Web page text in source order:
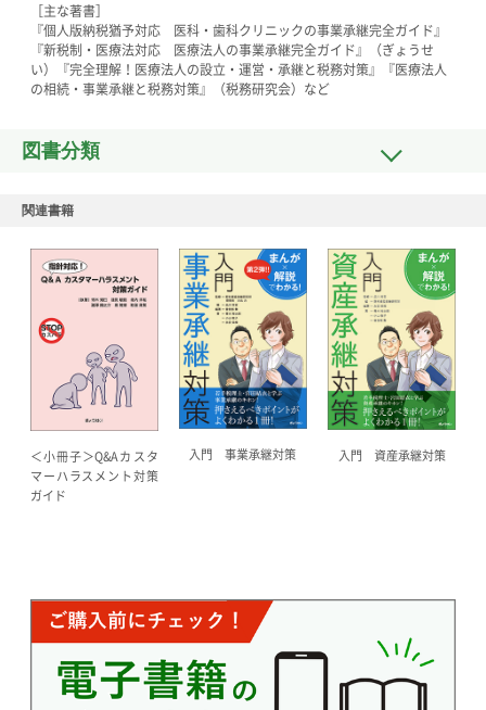
［主な著書］
『個人版納税猶予対応 医科・歯科クリニックの事業承継完全ガイド』
『新税制・医療法対応 医療法人の事業承継完全ガイド』（ぎょうせ
い）『完全理解！医療法人の設立・運営・承継と税務対策』『医療法人
の相続・事業承継と税務対策』（税務研究会）など
図書分類
関連書籍
＜小冊子＞Q&Aカスタ
マーハラスメント対策
ガイド
入門 事業承継対策 入門 資産承継対策